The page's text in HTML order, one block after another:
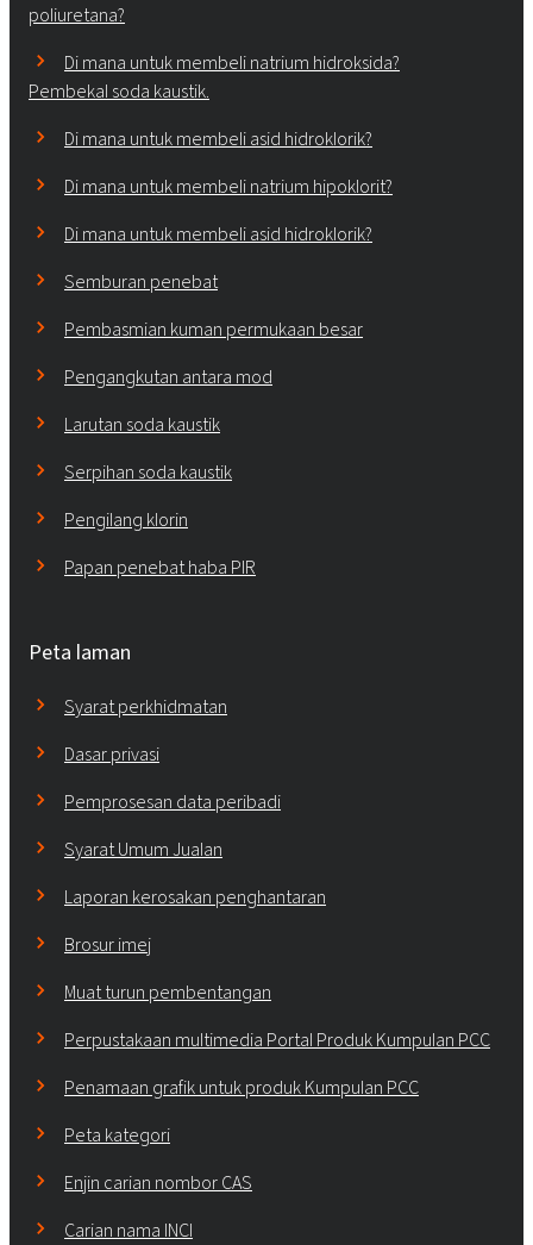
poliuretana?
Di mana untuk membeli natrium hidroksida?
Pembekal soda kaustik.
Di mana untuk membeli asid hidroklorik?
Di mana untuk membeli natrium hipoklorit?
Di mana untuk membeli asid hidroklorik?
Semburan penebat
Pembasmian kuman permukaan besar
Pengangkutan antara mod
Larutan soda kaustik
Serpihan soda kaustik
Pengilang klorin
Papan penebat haba PIR
Peta laman
Syarat perkhidmatan
Dasar privasi
Pemprosesan data peribadi
Syarat Umum Jualan
Laporan kerosakan penghantaran
Brosur imej
Muat turun pembentangan
Perpustakaan multimedia Portal Produk Kumpulan PCC
Penamaan grafik untuk produk Kumpulan PCC
Peta kategori
Enjin carian nombor CAS
Carian nama INCI